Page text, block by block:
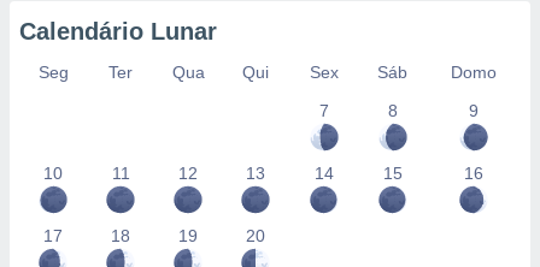
Calendário Lunar
Seg Ter Qua Qui Sex Sáb
Domo
7
8 9
10 11 12 13 14 15 16
17 18 19 20